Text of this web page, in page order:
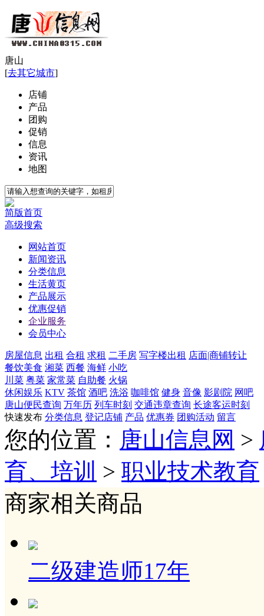
唐山
[去其它城市]
店铺
产品
团购
促销
信息
资讯
地图
简版首页
高级搜索
网站首页
新闻资讯
分类信息
生活黄页
产品展示
优惠促销
企业服务
会员中心
房屋信息 出租 合租 求租 二手房 写字楼出租 店面|商铺转让
餐饮美食 湘菜 西餐 海鲜 小吃
川菜 粤菜 家常菜 自助餐 火锅
休闲娱乐 KTV 茶馆 酒吧 洗浴 咖啡馆 健身 音像 影剧院 网吧
唐山便民查询 万年历 列车时刻 交通违章查询 长途客运时刻
快速发布 分类信息 登记店铺 产品 优惠券 团购活动 留言
您的位置： 唐山信息网 >
育、培训 > 职业技术教育
商家相关商品
二级建造师17年